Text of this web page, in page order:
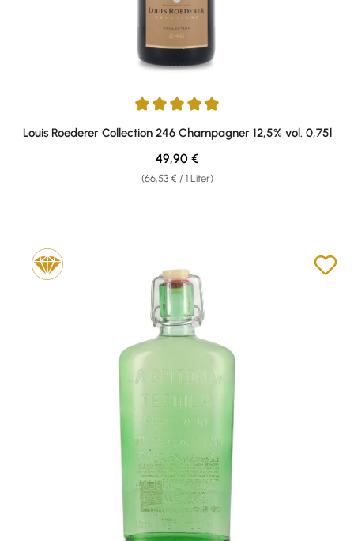
Durchschnittliche Bewertung von 5 von 5 Sternen
Louis Roederer Collection 246 Champagner 12,5% vol. 0,75l
(66,53 € / 1 Liter)
Regulärer Preis:
49,90 €